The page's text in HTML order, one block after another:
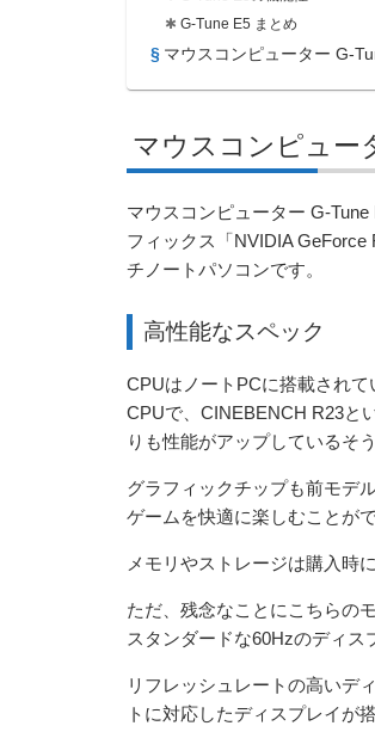
G-Tune E5 まとめ
マウスコンピューター G-
マウスコンピュー
マウスコンピューター G-
フィックス「NVIDIA
チノートパソコンです。
高性能なスペック
CPUはノートPCに搭載され
CPUで、CINEBENCH R23と
りも性能がアップしているそう
グラフィックチップも前モデ
ゲームを快適に楽しむことが
メモリやストレージは購入時
ただ、残念なことにこちらの
スタンダードな60Hzのディス
リフレッシュレートの高いデ
トに対応したディスプレイが